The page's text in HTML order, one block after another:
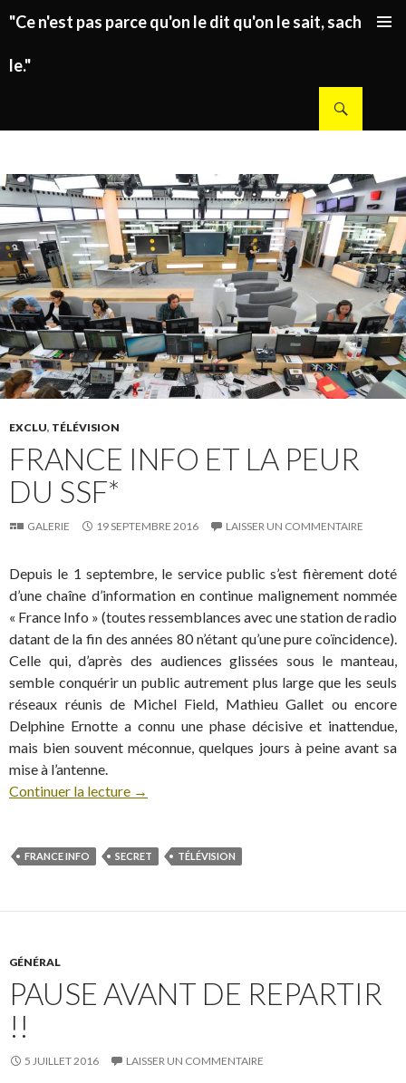
"Ce n'est pas parce qu'on le dit qu'on le sait, sachez
le."
EXCLU, TÉLÉVISION
FRANCE INFO ET LA PEUR
DU SSF*
GALERIE 19 SEPTEMBRE 2016 LAISSER UN COMMENTAIRE
Depuis le 1 septembre, le service public s’est fièrement doté
d’une chaîne d’information en continue malignement nommée
« France Info » (toutes ressemblances avec une station de radio
datant de la fin des années 80 n’étant qu’une pure coïncidence).
Celle qui, d’après des audiences glissées sous le manteau,
semble conquérir un public autrement plus large que les seuls
réseaux réunis de Michel Field, Mathieu Gallet ou encore
Delphine Ernotte a connu une phase décisive et inattendue,
mais bien souvent méconnue, quelques jours à peine avant sa
mise à l’antenne.
Continuer la lecture →
FRANCE INFO SECRET TÉLÉVISION
GÉNÉRAL
PAUSE AVANT DE REPARTIR
!!
5 JUILLET 2016 LAISSER UN COMMENTAIRE